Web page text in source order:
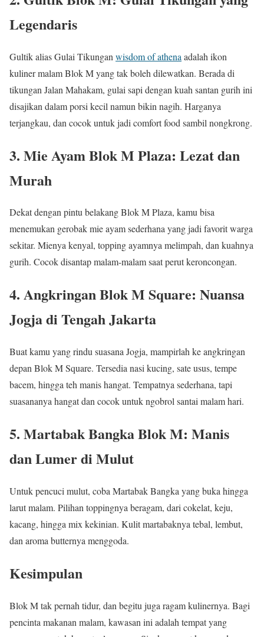
Legendaris
Gultik alias Gulai Tikungan wisdom of athena adalah ikon
kuliner malam Blok M yang tak boleh dilewatkan. Berada di
tikungan Jalan Mahakam, gulai sapi dengan kuah santan gurih ini
disajikan dalam porsi kecil namun bikin nagih. Harganya
terjangkau, dan cocok untuk jadi comfort food sambil nongkrong.
3. Mie Ayam Blok M Plaza: Lezat dan
Murah
Dekat dengan pintu belakang Blok M Plaza, kamu bisa
menemukan gerobak mie ayam sederhana yang jadi favorit warga
sekitar. Mienya kenyal, topping ayamnya melimpah, dan kuahnya
gurih. Cocok disantap malam-malam saat perut keroncongan.
4. Angkringan Blok M Square: Nuansa
Jogja di Tengah Jakarta
Buat kamu yang rindu suasana Jogja, mampirlah ke angkringan
depan Blok M Square. Tersedia nasi kucing, sate usus, tempe
bacem, hingga teh manis hangat. Tempatnya sederhana, tapi
suasananya hangat dan cocok untuk ngobrol santai malam hari.
5. Martabak Bangka Blok M: Manis
dan Lumer di Mulut
Untuk pencuci mulut, coba Martabak Bangka yang buka hingga
larut malam. Pilihan toppingnya beragam, dari cokelat, keju,
kacang, hingga mix kekinian. Kulit martabaknya tebal, lembut,
dan aroma butternya menggoda.
Kesimpulan
Blok M tak pernah tidur, dan begitu juga ragam kulinernya. Bagi
pencinta makanan malam, kawasan ini adalah tempat yang